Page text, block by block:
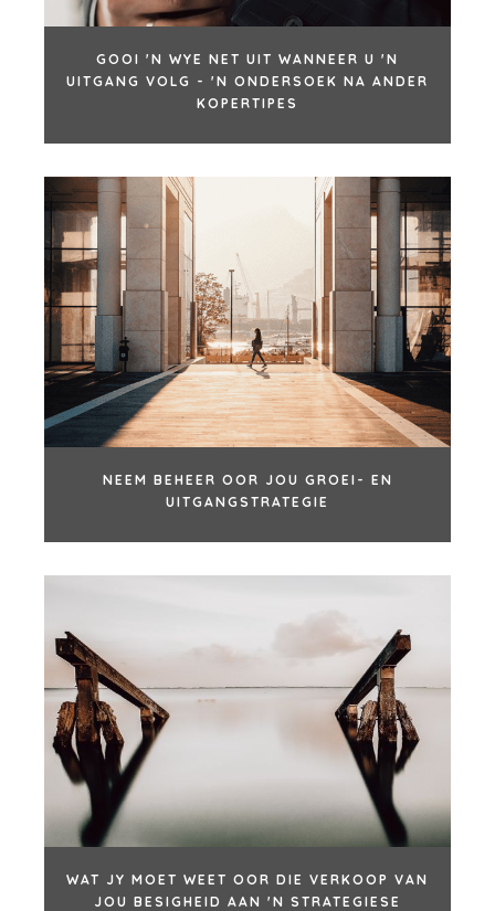
GOOI 'N WYE NET UIT WANNEER U 'N
UITGANG VOLG - 'N ONDERSOEK NA ANDER
KOPERTIPES
NEEM BEHEER OOR JOU GROEI- EN
UITGANGSTRATEGIE
WAT JY MOET WEET OOR DIE VERKOOP VAN
JOU BESIGHEID AAN 'N STRATEGIESE